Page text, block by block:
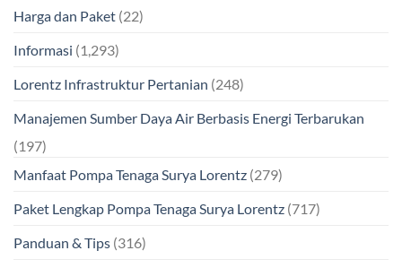
Harga dan Paket (22)
Informasi (1,293)
Lorentz Infrastruktur Pertanian (248)
Manajemen Sumber Daya Air Berbasis Energi Terbarukan
(197)
Manfaat Pompa Tenaga Surya Lorentz (279)
Paket Lengkap Pompa Tenaga Surya Lorentz (717)
Panduan & Tips (316)